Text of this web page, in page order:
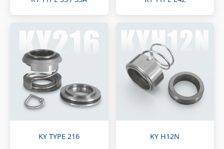
KY TYPE 216 KY H12N